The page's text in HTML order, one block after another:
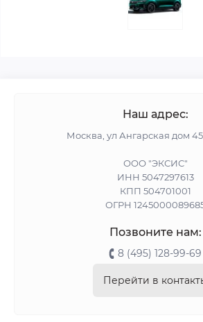
Наш адрес:
Москва, ул Ангарская дом 45
ООО "ЭКСИС"
ИНН 5047297613
КПП 504701001
ОГРН
Позвоните нам:
8 (495) 128-99-69
Перейти в